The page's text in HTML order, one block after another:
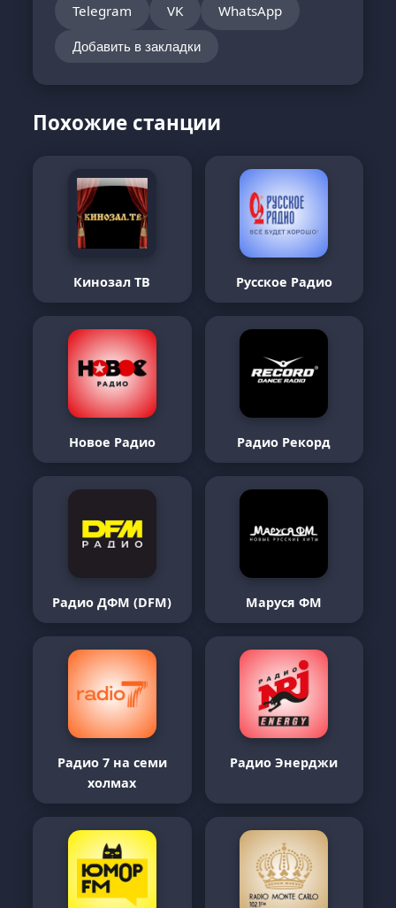
Telegram VK WhatsApp
Добавить в закладки
Похожие станции
Кинозал ТВ Русское Радио
Новое Радио Радио Рекорд
Радио ДФМ (DFM) Маруся ФМ
Радио 7 на семи
холмах
Радио Энерджи